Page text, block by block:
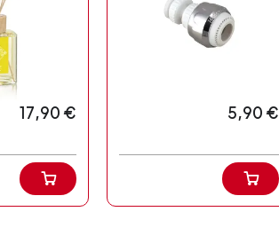
17,90 € 5,90 €